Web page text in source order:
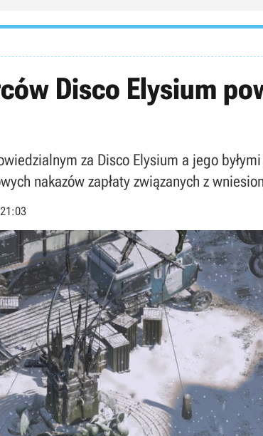
Disco Elysium
za Disco Elysium a jego
nakazów zapłaty związanych z